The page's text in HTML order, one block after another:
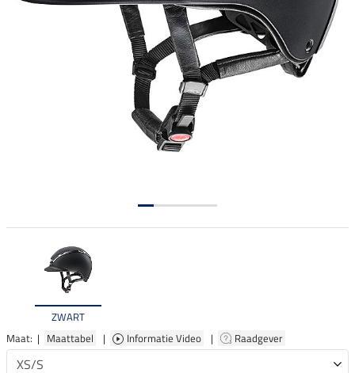
ZWART
Maat: | Maattabel | Informatie Video | Raadgever